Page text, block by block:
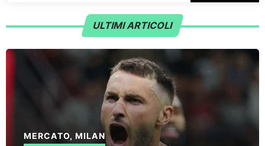
ULTIMI ARTICOLI
MERCATO,MILAN